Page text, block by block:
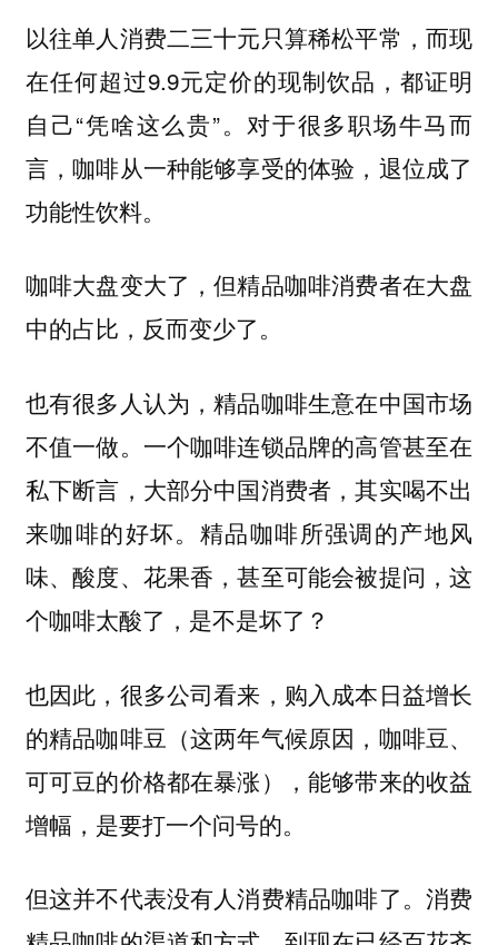
以往单人消费二三十元只算稀松平常，而现
在任何超过9.9元定价的现制饮品，都证明
自己“凭啥这么贵”。对于很多职场牛马而
言，咖啡从一种能够享受的体验，退位成了
功能性饮料。
咖啡大盘变大了，但精品咖啡消费者在大盘
中的占比，反而变少了。
也有很多人认为，精品咖啡生意在中国市场
不值一做。一个咖啡连锁品牌的高管甚至在
私下断言，大部分中国消费者，其实喝不出
来咖啡的好坏。精品咖啡所强调的产地风
味、酸度、花果香，甚至可能会被提问，这
个咖啡太酸了，是不是坏了？
也因此，很多公司看来，购入成本日益增长
的精品咖啡豆（这两年气候原因，咖啡豆、
可可豆的价格都在暴涨），能够带来的收益
增幅，是要打一个问号的。
但这并不代表没有人消费精品咖啡了。消费